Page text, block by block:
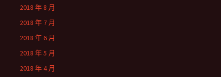
2018 年 8 月
2018 年 7 月
2018 年 6 月
2018 年 5 月
2018 年 4 月